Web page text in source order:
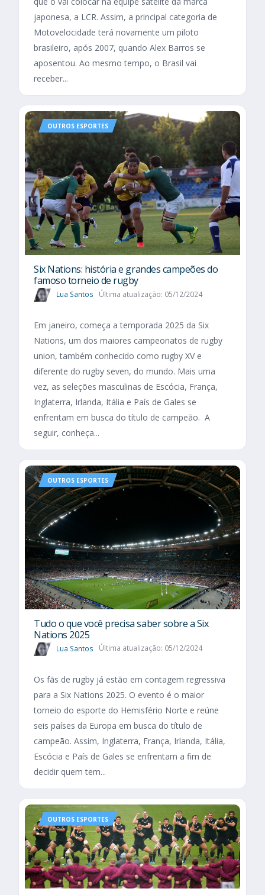
japonesa, a LCR. Assim, a principal categoria de
Motovelocidade terá novamente um piloto
brasileiro, após 2007, quando Alex Barros se
aposentou. Ao mesmo tempo, o Brasil vai
receber...
OUTROS ESPORTES
Six Nations​: história e grandes campeões do
famoso torneio de rugby
Lua Santos Última atualização: 05/12/2024
Em janeiro, começa a temporada 2025 da Six
Nations, um dos maiores campeonatos de rugby
union, também conhecido como rugby XV e
diferente do rugby seven, do mundo. Mais uma
vez, as seleções masculinas de Escócia, França,
Inglaterra, Irlanda, Itália e País de Gales se
enfrentam em busca do título de campeão. A
seguir, conheça...
OUTROS ESPORTES
Tudo o que você precisa saber sobre a Six
Nations 2025​
Lua Santos Última atualização: 05/12/2024
Os fãs de rugby já estão em contagem regressiva
para a Six Nations 2025. O evento é o maior
torneio do esporte do Hemisfério Norte e reúne
seis países da Europa em busca do título de
campeão. Assim, Inglaterra, França, Irlanda, Itália,
Escócia e País de Gales se enfrentam a fim de
decidir quem tem...
OUTROS ESPORTES